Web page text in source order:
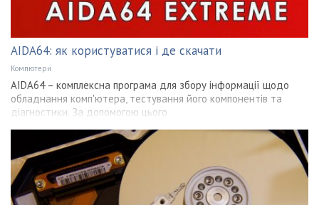
AIDA64: як користуватися і де скачати
Компютери
AIDA64 – комплексна програма для збору інформації щодо
обладнання комп'ютера, тестування його компонентів та
діагностики. За допомогою цього